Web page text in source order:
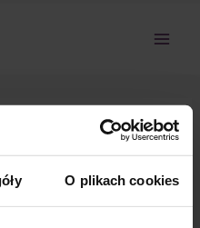
O plikach cookies
2024 część 1
do tej sekcji.